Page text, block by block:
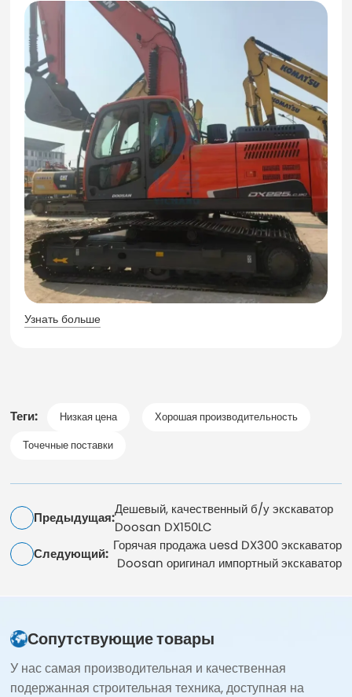
Узнать больше
Теги: Низкая цена
Хорошая производительность
Точечные поставки
Предыдущая:
Дешевый, качественный б/у экскаватор
Doosan DX150LC
Следующий:
Горячая продажа uesd DX300 экскаватор
Doosan оригинал импортный экскаватор
Сопутствующие товары
У нас самая производительная и качественная
подержанная строительная техника, доступная на